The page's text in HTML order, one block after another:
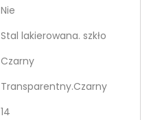
Nie
Stal lakierowana. szkło
Czarny
Transparentny.Czarny
14